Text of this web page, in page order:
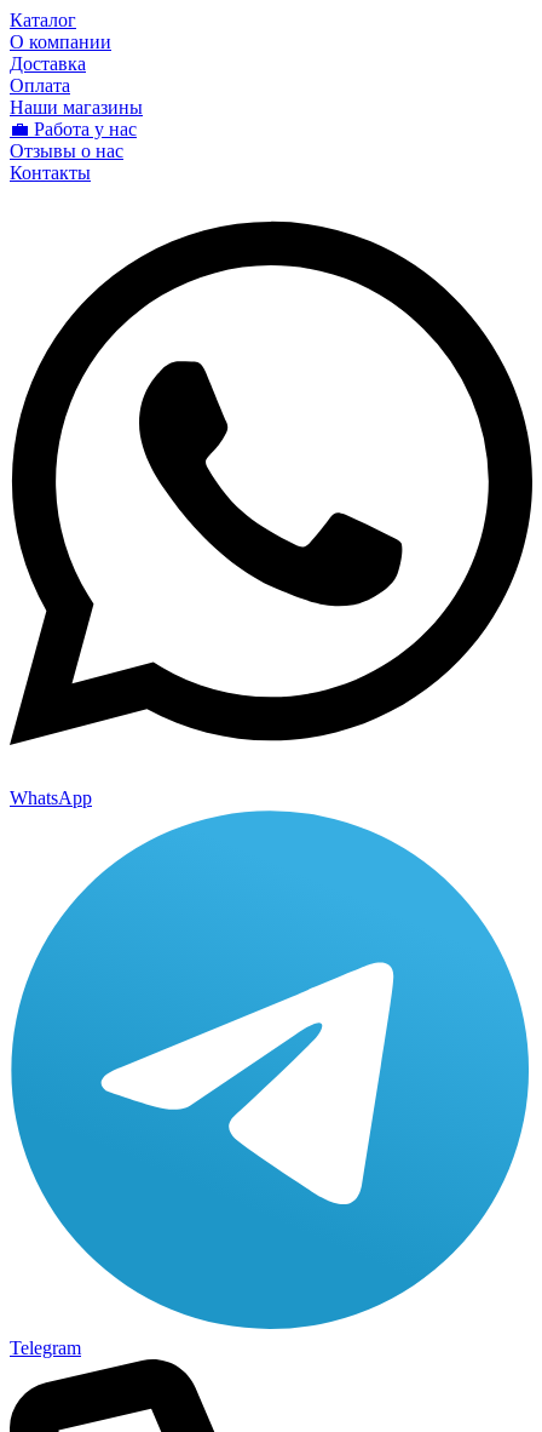
Каталог
О компании
Доставка
Оплата
Наши магазины
💼 Работа у нас
Отзывы о нас
Контакты
WhatsApp
Telegram